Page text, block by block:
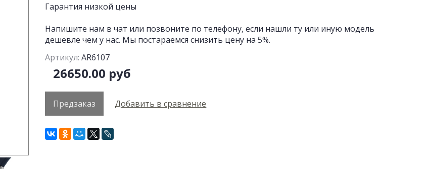
Гарантия низкой цены
Напишите нам в чат или позвоните по телефону, если нашли ту или иную модель
дешевле чем у нас. Мы постараемся снизить цену на 5%.
Артикул: AR6107
26650.00 руб
Предзаказ Добавить в сравнение